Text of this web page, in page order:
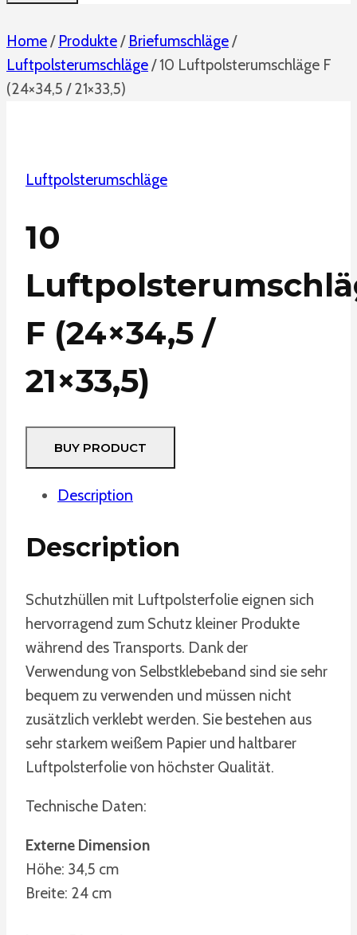
Home/ Produkte/ Briefumschläge/
Luftpolsterumschläge/10 Luftpolsterumschläge F
(24×34,5 / 21×33,5)
Luftpolsterumschläge
10
F (24×34,5 /
21×33,5)
BUY PRODUCT
Description
Description
Schutzhüllen mit Luftpolsterfolie eignen sich
hervorragend zum Schutz kleiner Produkte
während des Transports. Dank der
Verwendung von Selbstklebeband sind sie sehr
bequem zu verwenden und müssen nicht
zusätzlich verklebt werden. Sie bestehen aus
sehr starkem weißem Papier und haltbarer
Luftpolsterfolie von höchster Qualität.
Technische Daten:
Externe Dimension
Höhe: 34,5 cm
Breite: 24 cm